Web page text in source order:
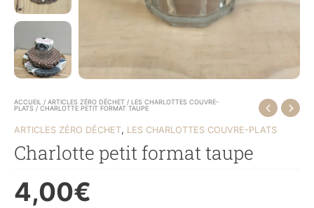
ACCUEIL / ARTICLES ZÉRO DÉCHET / LES CHARLOTTES COUVRE-
PLATS / CHARLOTTE PETIT FORMAT TAUPE
ARTICLES ZÉRO DÉCHET, LES CHARLOTTES COUVRE-PLATS
Charlotte petit format taupe
4,00€